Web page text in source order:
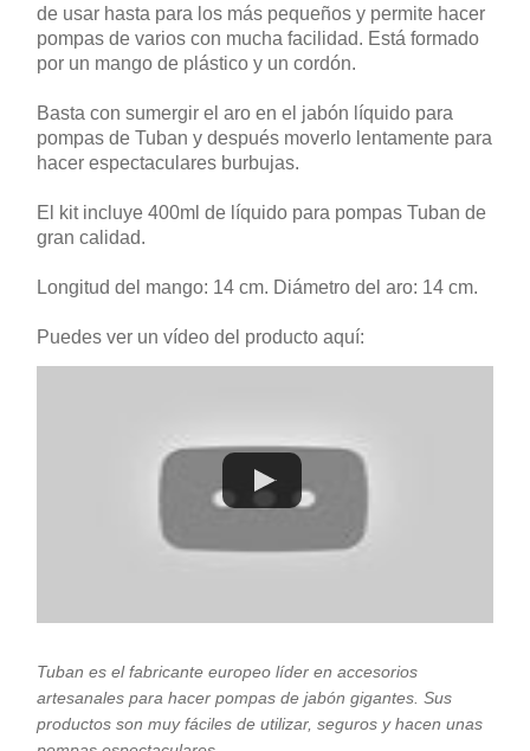
de usar hasta para los más pequeños y permite hacer
pompas de varios con mucha facilidad. Está formado
por un mango de plástico y un cordón.
Basta con sumergir el aro en el jabón líquido para
pompas de Tuban y después moverlo lentamente para
hacer espectaculares burbujas.
El kit incluye 400ml de líquido para pompas Tuban de
gran calidad.
Longitud del mango: 14 cm. Diámetro del aro: 14 cm.
Puedes ver un vídeo del producto aquí:
Tuban es el fabricante europeo líder en accesorios
artesanales para hacer pompas de jabón gigantes. Sus
productos son muy fáciles de utilizar, seguros y hacen unas